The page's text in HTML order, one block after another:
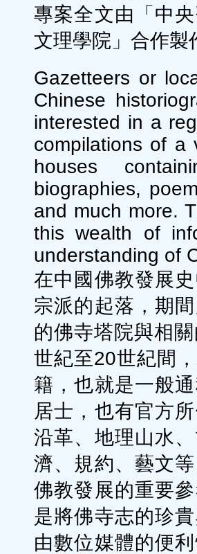
專案全文由「中
文理學院」合作製
Gazetteers or
Chinese
interested in a
compilations of a
houses
biographies,
and much more.
this wealth of
understanding of
在中國佛教發展
宗派的起落，期
的佛寺塔院與相
世紀至20世紀間
籍，也就是一般
居士，也有官方
沿革、地理山水
濟、規約、藝文
佛教發展的重要
是將佛寺志的珍
由數位媒體的便